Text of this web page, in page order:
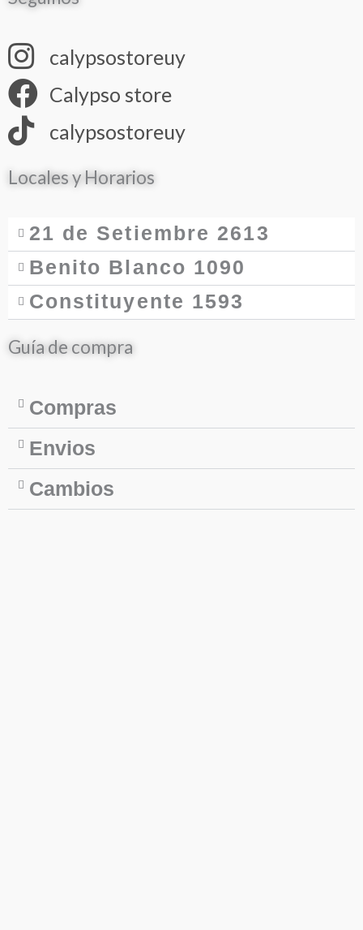
calypsostoreuy
Calypso store
calypsostoreuy
Locales y Horarios
21 de Setiembre 2613
Benito Blanco 1090
Constituyente 1593
Guía de compra
Compras
Envios
Cambios